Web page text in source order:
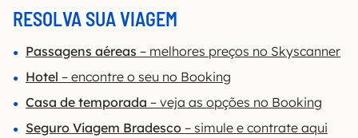
RESOLVA SUA VIAGEM
Passagens aéreas – melhores preços no Skyscanner
Hotel – encontre o seu no Booking
Casa de temporada – veja as opções no Booking
Seguro Viagem Bradesco – simule e contrate aqui